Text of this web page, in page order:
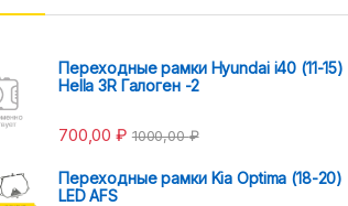
Переходные рамки Hyundai i40 (11-15)
Hella 3R Галоген -2
700,00₽ 1000,00₽
Переходные рамки Kia Optima (18-20)
LED AFS